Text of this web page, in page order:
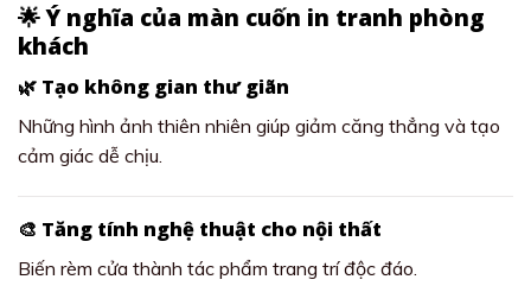
🌟 Ý nghĩa của màn cuốn in tranh phòng
khách
🌿 Tạo không gian thư giãn
Những hình ảnh thiên nhiên giúp giảm căng thẳng và tạo
cảm giác dễ chịu.
🎨 Tăng tính nghệ thuật cho nội thất
Biến rèm cửa thành tác phẩm trang trí độc đáo.